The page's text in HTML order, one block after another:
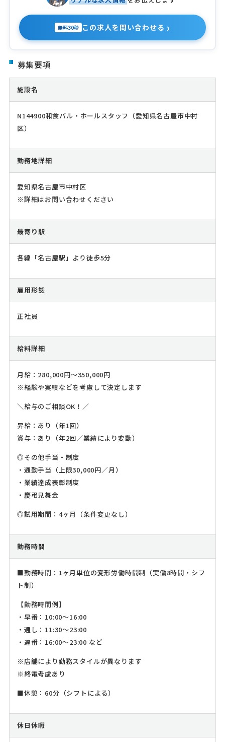
無料30秒 この求人を問い合わせる ›
募集要項
施設名
N144900和食バル・ホールスタッフ（愛知県名古屋市中村
区）
勤務地詳細
愛知県名古屋市中村区
※詳細はお問い合わせください
最寄り駅
各線「名古屋駅」より徒歩5分
雇用形態
正社員
給料詳細
月給：280,000円～350,000円
※経験や実績などを考慮して決定します
＼給与のご相談OK！／
昇給：あり（年1回）
賞与：あり（年2回／業績により変動）
◎その他手当・制度
・通勤手当（上限30,000円／月）
・業績達成表彰制度
・慶弔見舞金
◎試用期間：4ヶ月（条件変更なし）
勤務時間
■勤務時間：1ヶ月単位の変形労働時間制（実働8時間・シフ
ト制）
【勤務時間例】
・早番：10:00～16:00
・通し：11:30～23:00
・遅番：16:00～23:00 など
※店舗により勤務スタイルが異なります
※終電考慮あり
■休憩：60分（シフトによる）
休日休暇